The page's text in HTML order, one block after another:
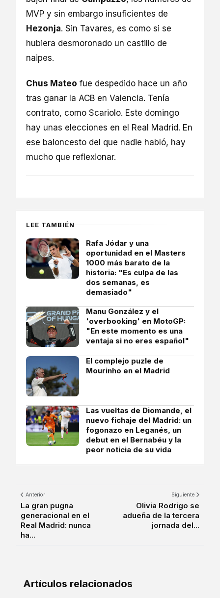
MVP y sin embargo insuficientes de
Hezonja. Sin Tavares, es como si se
hubiera desmoronado un castillo de
naipes.
Chus Mateo fue despedido hace un año
tras ganar la ACB en Valencia. Tenía
contrato, como Scariolo. Este domingo
hay unas elecciones en el Real Madrid. En
ese baloncesto del que nadie habló, hay
mucho que reflexionar.
LEE TAMBIÉN
Rafa Jódar y una
oportunidad en el Masters
1000 más barato de la
historia: "Es culpa de las
dos semanas, es
demasiado"
Manu González y el
'overbooking' en MotoGP:
"En este momento es una
ventaja si no eres español"
El complejo puzle de
Mourinho en el Madrid
Las vueltas de Diomande, el
nuevo fichaje del Madrid: un
fogonazo en Leganés, un
debut en el Bernabéu y la
peor noticia de su vida
Anterior
La gran pugna
generacional en el
Real Madrid: nunca
ha...
Siguiente
Olivia Rodrigo se
adueña de la tercera
jornada del...
Artículos relacionados